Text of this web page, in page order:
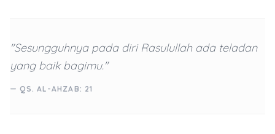
"Sesungguhnya pada diri Rasulullah ada teladan
yang baik bagimu."
— QS. AL-AHZAB: 21